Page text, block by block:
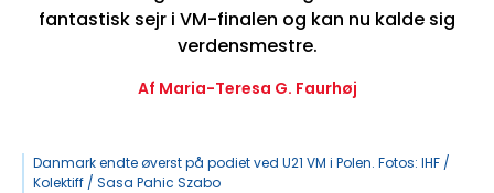
fantastisk sejr i VM-finalen og kan nu kalde sig
verdensmestre.
Af Maria-Teresa G. Faurhøj
Danmark endte øverst på podiet ved U21 VM i Polen. Fotos: IHF /
Kolektiff / Sasa Pahic Szabo